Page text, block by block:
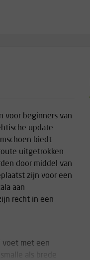
voor beginners van
update
biedt
uitgetrokken
door middel van
zijn voor een
aan
recht in een
voet met een
als brede